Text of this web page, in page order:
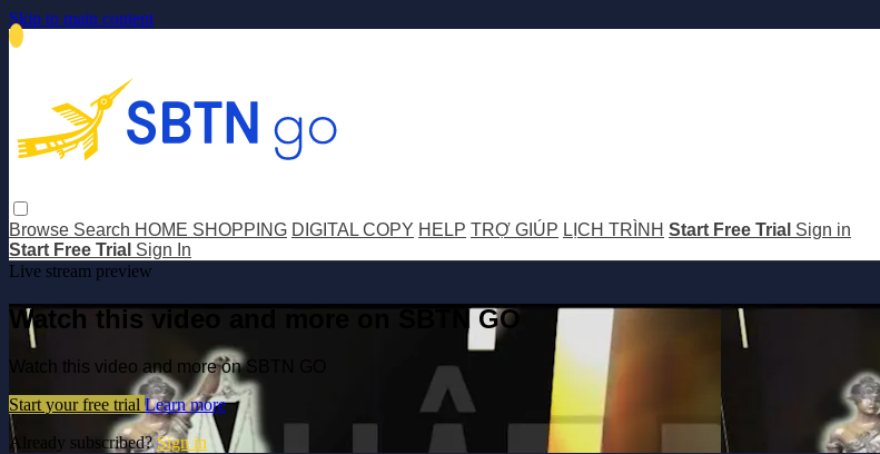
Skip to main content
Browse Search HOME SHOPPING DIGITAL COPY HELP TRỢ GIÚP LỊCH TRÌNH Start Free Trial Sign in
Start Free Trial Sign In
Live stream preview
Watch this video and more on SBTN GO
Watch this video and more on SBTN GO
Start your free trial Learn more
Already subscribed?Sign in